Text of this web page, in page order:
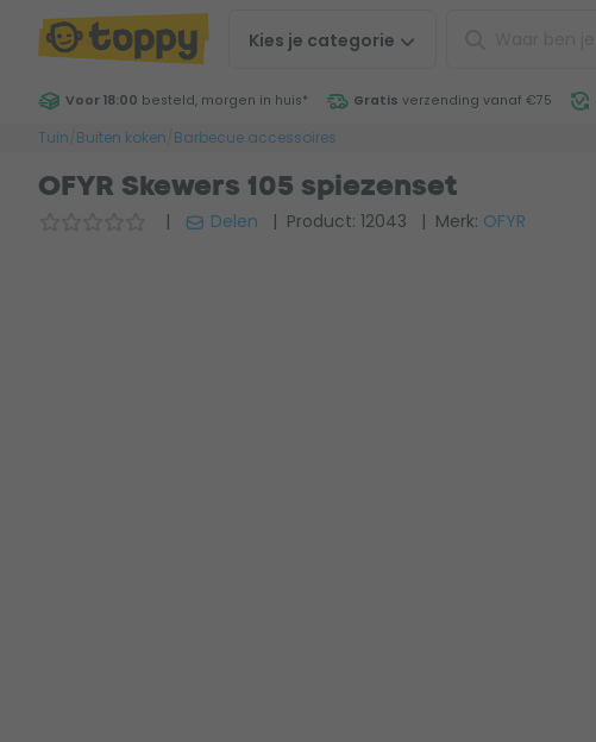
Kies je categorie
Voor 18:00 besteld, morgen in huis* Gratis verzending vanaf €75
Tuin Buiten koken Barbecue accessoires
OFYR Skewers 105 spiezenset
| Delen | Product: 12043 | Merk: OFYR